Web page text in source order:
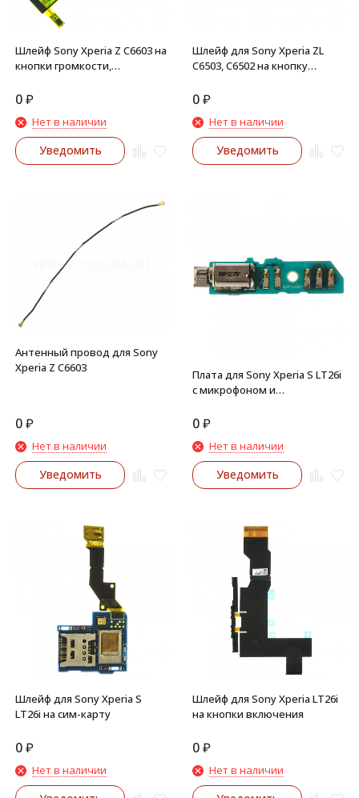
Шлейф Sony Xperia Z C6603 на
кнопки громкости,
0₽
Нет в наличии
Уведомить
Шлейф для Sony Xperia ZL
C6503, C6502 на кнопку
0₽
Нет в наличии
Уведомить
Антенный провод для Sony
Xperia Z C6603
0₽
Нет в наличии
Уведомить
Плата для Sony Xperia S LT26i
с микрофоном и
0₽
Нет в наличии
Уведомить
Шлейф для Sony Xperia S
LT26i на сим-карту
0₽
Нет в наличии
Шлейф для Sony Xperia LT26i
на кнопки включения
0₽
Нет в наличии